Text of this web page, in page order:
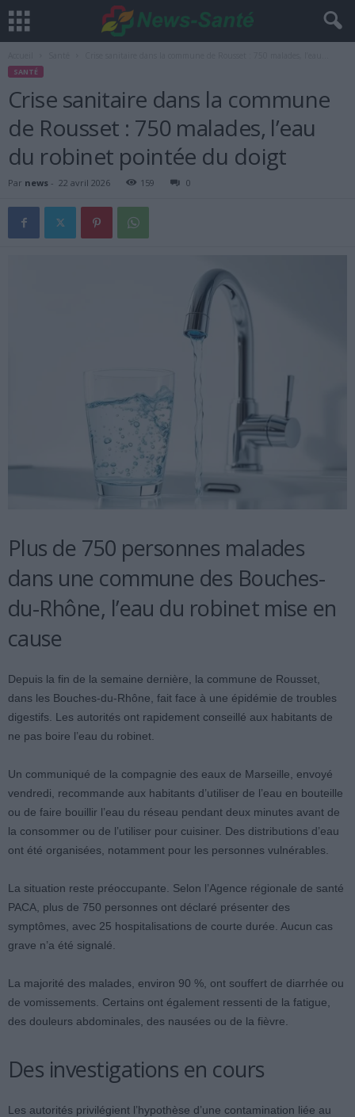
SANTÉ
Crise sanitaire dans la commune
de Rousset : 750 malades, l’eau
du robinet pointée du doigt
Par news - 22 avril 2026 159 0
Plus de 750 personnes malades
dans une commune des Bouches-
du-Rhône, l’eau du robinet mise en
cause
Depuis la fin de la semaine dernière, la commune de Rousset,
dans les Bouches-du-Rhône, fait face à une épidémie de troubles
digestifs. Les autorités ont rapidement conseillé aux habitants de
ne pas boire l’eau du robinet.
Un communiqué de la compagnie des eaux de Marseille, envoyé
vendredi, recommande aux habitants d’utiliser de l’eau en bouteille
ou de faire bouillir l’eau du réseau pendant deux minutes avant de
la consommer ou de l’utiliser pour cuisiner. Des distributions d’eau
ont été organisées, notamment pour les personnes vulnérables.
La situation reste préoccupante. Selon l’Agence régionale de santé
PACA, plus de 750 personnes ont déclaré présenter des
symptômes, avec 25 hospitalisations de courte durée. Aucun cas
grave n’a été signalé.
La majorité des malades, environ 90 %, ont souffert de diarrhée ou
de vomissements. Certains ont également ressenti de la fatigue,
des douleurs abdominales, des nausées ou de la fièvre.
Des investigations en cours
Les autorités privilégient l’hypothèse d’une contamination liée au